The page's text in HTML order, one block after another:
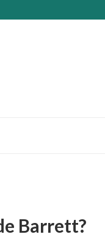
Barrett?